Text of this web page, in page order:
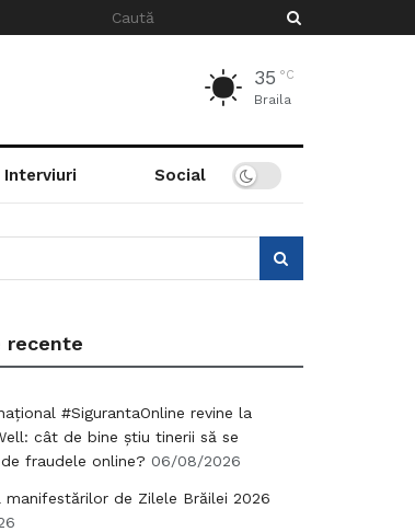
35 °C
Braila
Interviuri Social
recente
#SigurantaOnline revine la
cât de bine știu tinerii să se
fraudele online? 06/08/2026
manifestărilor de Zilele Brăilei 2026